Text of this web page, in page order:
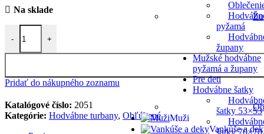
Muži
Vankúše a
pyžamá
župany
Mužské hodvábne
pyžamá a župany
Pre deti
Hodvábne šatky
šatky 53×53
šatky 70×70
Na sklade
-
množstvo Hodvábny turban Royal pre krátke a stredne dlhé vlasy –
+
Pridať do nákupného zoznamu
Katalógové číslo: 2051
Kategórie: Hodvábne turbany, Obľúbené